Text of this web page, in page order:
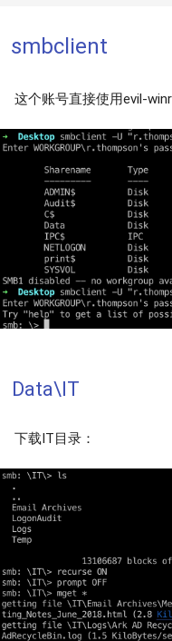
smbclient
这个账号直接使用evil-
Data\IT
下载IT目录：